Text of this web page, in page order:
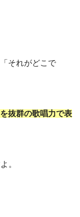
それがどこで
抜群の歌唱力で表
。